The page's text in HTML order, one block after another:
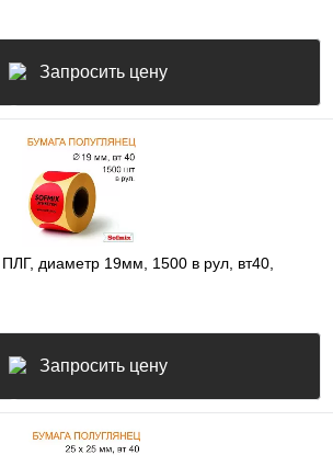
Запросить цену
диаметр 19мм, 1500 в рул, вт40,
Запросить цену